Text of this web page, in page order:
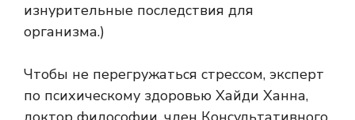
изнурительные последствия для
организма.)
Чтобы не перегружаться стрессом, эксперт
по психическому здоровью Хайди Ханна,